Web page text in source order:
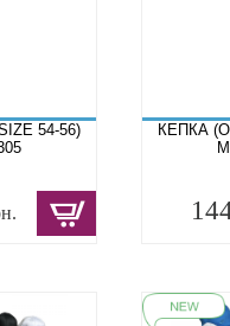
54-56)
КЕПКА